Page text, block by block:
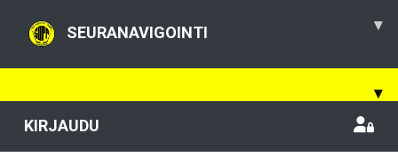
SEURANAVIGOINTI ▾
▾
KIRJAUDU